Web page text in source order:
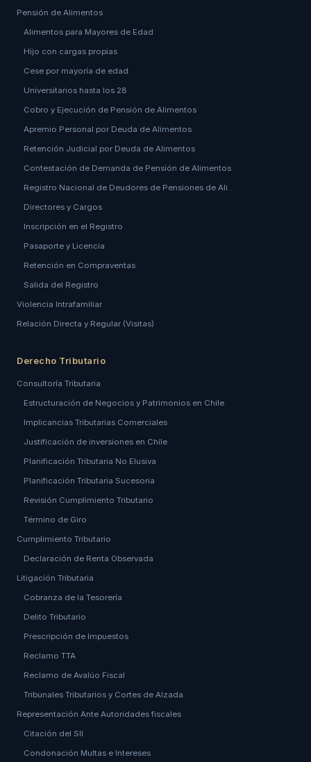
Pensión de Alimentos
Alimentos para Mayores de Edad
Hijo con cargas propias
Cese por mayoría de edad
Universitarios hasta los 28
Cobro y Ejecución de Pensión de Alimentos
Apremio Personal por Deuda de Alimentos
Retención Judicial por Deuda de Alimentos
Contestación de Demanda de Pensión de Alimentos
Registro Nacional de Deudores de Pensiones de Ali…
Directores y Cargos
Inscripción en el Registro
Pasaporte y Licencia
Retención en Compraventas
Salida del Registro
Violencia Intrafamiliar
Relación Directa y Regular (Visitas)
Derecho Tributario
Consultoría Tributaria
Estructuración de Negocios y Patrimonios en Chile
Implicancias Tributarias Comerciales
Justificación de inversiones en Chile
Planificación Tributaria No Elusiva
Planificación Tributaria Sucesoria
Revisión Cumplimiento Tributario
Término de Giro
Cumplimiento Tributario
Declaración de Renta Observada
Litigación Tributaria
Cobranza de la Tesorería
Delito Tributario
Prescripción de Impuestos
Reclamo TTA
Reclamo de Avalúo Fiscal
Tribunales Tributarios y Cortes de Alzada
Representación Ante Autoridades fiscales
Citación del SII
Condonación Multas e Intereses